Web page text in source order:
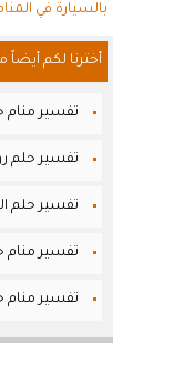
بالسيارة في
أخترنا لكم أيضاً
تفسير منام
تفسير حلم
تفسير حلم
تفسير منام
تفسير منام